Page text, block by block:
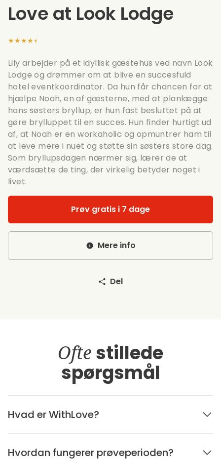
Love at Look Lodge
★★★★★
Lily arbejder på et idyllisk gæstehus ved navn Look
Lodge og drømmer om at blive en succesfuld
hotel eventkoordinator. Da hun får chancen for at
hjælpe Noah, en af gæsterne, med at planlægge
hans søsters bryllup, er hun fast besluttet på at
gøre brylluppet til en succes. Hun finder hurtigt ud
af, at Noah er en workaholic og opmuntrer ham til
at leve mere i nuet og støtte sin søsters store dag.
Som bryllupsdagen nærmer sig, lærer de at
værdsætte de ting, der virkelig betyder noget i
livet.
Prøv gratis i 7 dage
Mere info
Del
Ofte stillede
spørgsmål
Hvad er WithLove?
Hvordan fungerer prøveperioden?